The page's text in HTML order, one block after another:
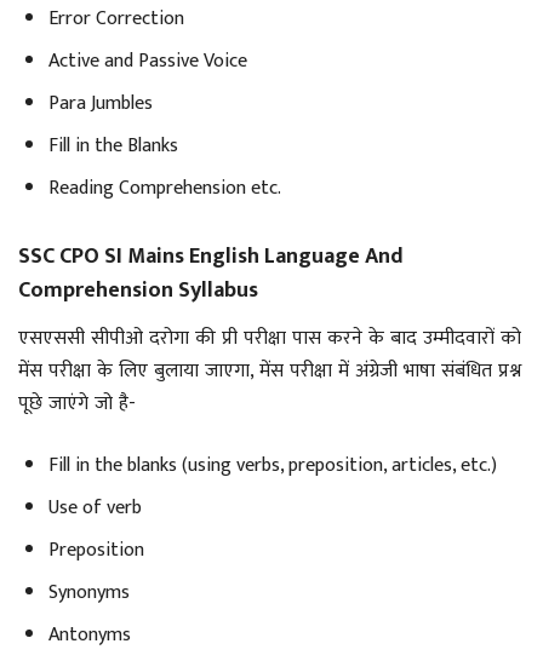
Error Correction
Active and Passive Voice
Para Jumbles
Fill in the Blanks
Reading Comprehension etc.
SSC CPO SI Mains English Language And
Comprehension Syllabus
एसएससी सीपीओ दरोगा की प्री परीक्षा पास करने के बाद उम्मीदवारों को
मेंस परीक्षा के लिए बुलाया जाएगा, मेंस परीक्षा में अंग्रेजी भाषा संबंधित प्रश्न
पूछे जाएंगे जो है-
Fill in the blanks (using verbs, preposition, articles, etc.)
Use of verb
Preposition
Synonyms
Antonyms